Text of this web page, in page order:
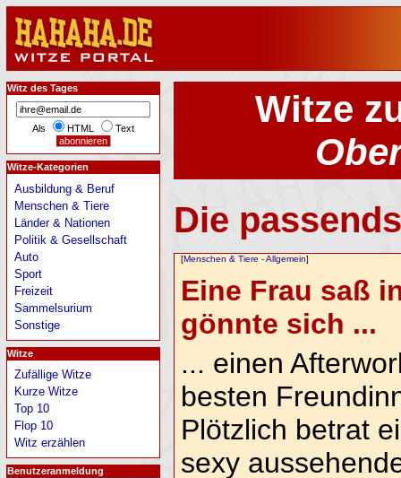
Witze
Die
[Menschen & Tiere -Allgemein]
Eine Frau saß
gönnte sich ...
... einen
besten
Plötzlich betrat
sexy
Witz des Tages
Als HTML Text
Witze-Kategorien
Ausbildung & Beruf
Menschen & Tiere
Länder & Nationen
Politik & Gesellschaft
Auto
Sport
Freizeit
Sammelsurium
Sonstige
Witze
Zufällige Witze
Kurze Witze
Top 10
Flop 10
Witz erzählen
Benutzeranmeldung